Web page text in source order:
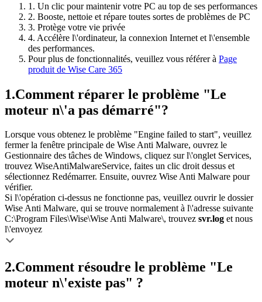
1. Un clic pour maintenir votre PC au top de ses performances
2. Booste, nettoie et répare toutes sortes de problèmes de PC
3. Protège votre vie privée
4. Accélère l\'ordinateur, la connexion Internet et l\'ensemble
des performances.
Pour plus de fonctionnalités, veuillez vous référer à Page
produit de Wise Care 365
1.Comment réparer le problème "Le
moteur n\'a pas démarré"?
Lorsque vous obtenez le problème "Engine failed to start", veuillez
fermer la fenêtre principale de Wise Anti Malware, ouvrez le
Gestionnaire des tâches de Windows, cliquez sur l\'onglet Services,
trouvez WiseAntiMalwareService, faites un clic droit dessus et
sélectionnez Redémarrer. Ensuite, ouvrez Wise Anti Malware pour
vérifier.
Si l\'opération ci-dessus ne fonctionne pas, veuillez ouvrir le dossier
Wise Anti Malware, qui se trouve normalement à l\'adresse suivante
C:\Program Files\Wise\Wise Anti Malware\, trouvez svr.log et nous
l\'envoyez
2.Comment résoudre le problème "Le
moteur n\'existe pas" ?